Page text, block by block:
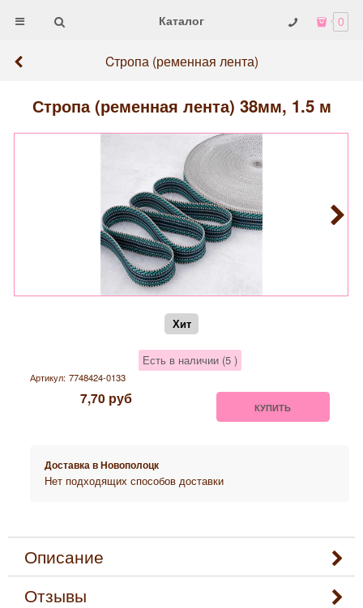
Каталог 0
Cтропа (ременная лента)
Стропа (ременная лента) 38мм, 1.5 м
Хит
Есть в наличии (5 )
Артикул: 7748424-0133
7,70 руб КУПИТЬ
Доставка вНовополоцк
Нет подходящих способов доставки
Описание
Отзывы